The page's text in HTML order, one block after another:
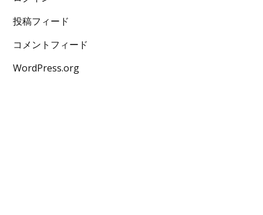
投稿フィード
コメントフィード
WordPress.org